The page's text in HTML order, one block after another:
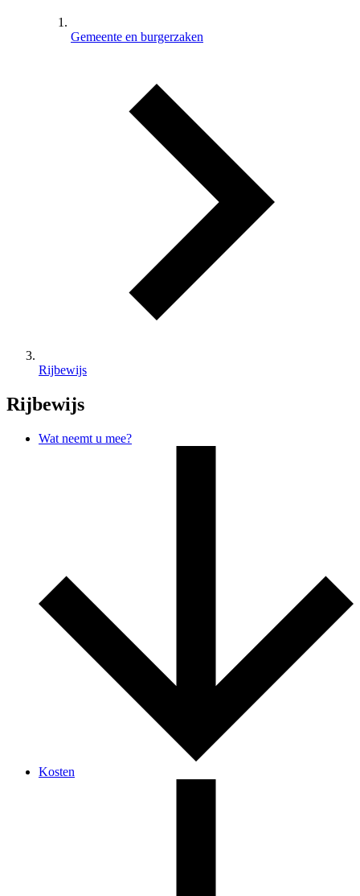
Gemeente en burgerzaken
Rijbewijs
Rijbewijs
Wat neemt u mee?
Kosten